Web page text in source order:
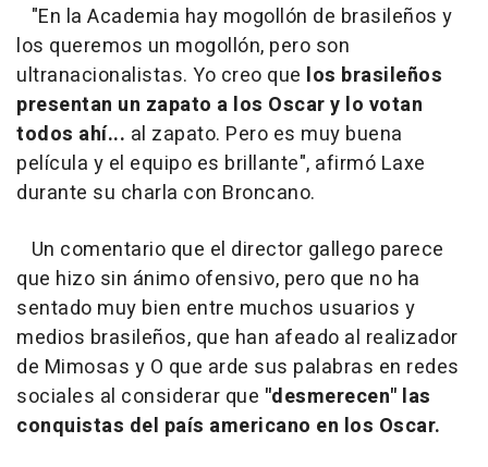
"En la Academia hay mogollón de brasileños y
los queremos un mogollón, pero son
ultranacionalistas. Yo creo que los brasileños
presentan un zapato a los Oscar y lo votan
todos ahí... al zapato. Pero es muy buena
película y el equipo es brillante", afirmó Laxe
durante su charla con Broncano.
Un comentario que el director gallego parece
que hizo sin ánimo ofensivo, pero que no ha
sentado muy bien entre muchos usuarios y
medios brasileños, que han afeado al realizador
de Mimosas y O que arde sus palabras en redes
sociales al considerar que "desmerecen" las
conquistas del país americano en los Oscar.